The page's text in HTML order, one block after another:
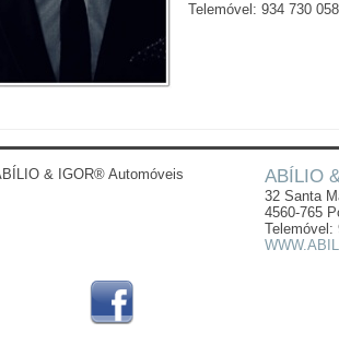
Telemóvel: 934 730 058
ABÍLIO
32 Santa
4560-765
Telemóvel: